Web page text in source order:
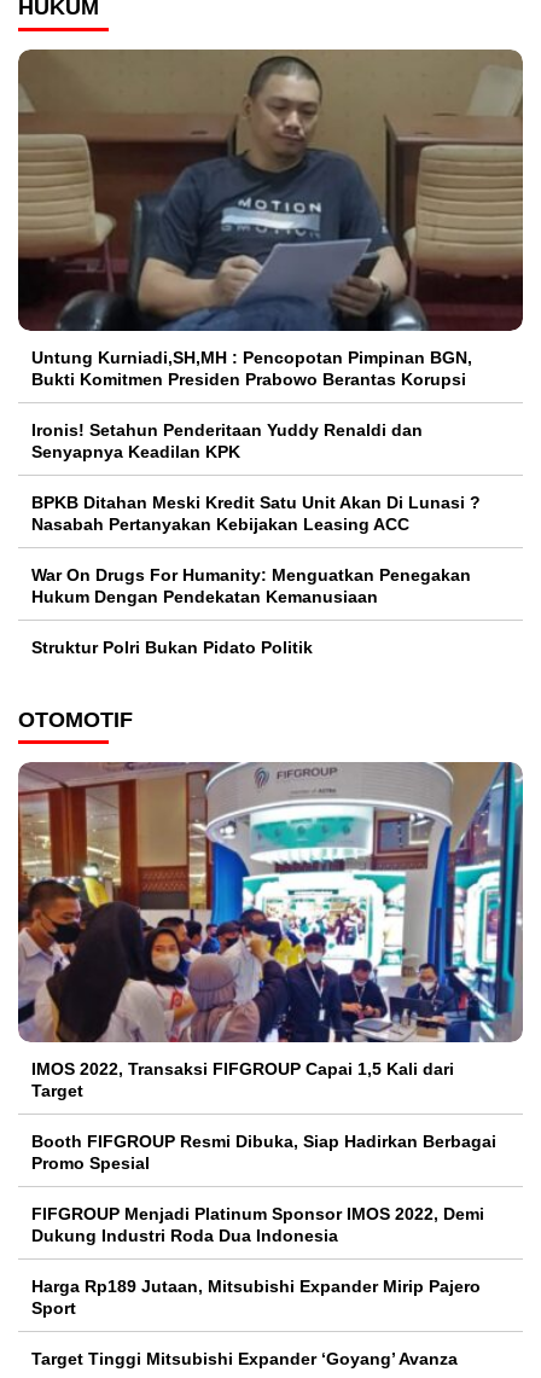
HUKUM
Untung Kurniadi,SH,MH : Pencopotan Pimpinan BGN,
Bukti Komitmen Presiden Prabowo Berantas Korupsi
Ironis! Setahun Penderitaan Yuddy Renaldi dan
Senyapnya Keadilan KPK
BPKB Ditahan Meski Kredit Satu Unit Akan Di Lunasi ?
Nasabah Pertanyakan Kebijakan Leasing ACC
War On Drugs For Humanity: Menguatkan Penegakan
Hukum Dengan Pendekatan Kemanusiaan
Struktur Polri Bukan Pidato Politik
OTOMOTIF
IMOS 2022, Transaksi FIFGROUP Capai 1,5 Kali dari
Target
Booth FIFGROUP Resmi Dibuka, Siap Hadirkan Berbagai
Promo Spesial
FIFGROUP Menjadi Platinum Sponsor IMOS 2022, Demi
Dukung Industri Roda Dua Indonesia
Harga Rp189 Jutaan, Mitsubishi Expander Mirip Pajero
Sport
Target Tinggi Mitsubishi Expander ‘Goyang’ Avanza